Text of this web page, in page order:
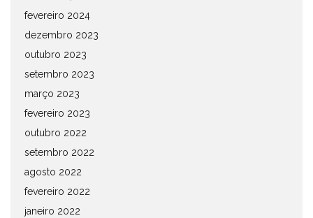
fevereiro 2024
dezembro 2023
outubro 2023
setembro 2023
março 2023
fevereiro 2023
outubro 2022
setembro 2022
agosto 2022
fevereiro 2022
janeiro 2022